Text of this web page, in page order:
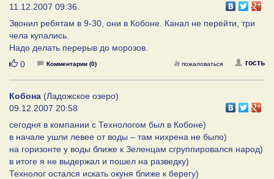
11.12.2007 09:36
Звонил ребятам в 9-30, они в Кобоне. Канал не перейти, три
чела купались.
Надо делать перерыв до морозов.
Нравится
0 Комментарии (0) гость
пожаловаться
Кобона (Ладожское озеро)
09.12.2007 20:58
сегодня в компании с Технологом был в Кобоне)
в начале ушли левее от воды – там нихрена не было)
на горизонте у воды ближе к Зеленцам сгруппировался народ)
в итоге я не выдержал и пошел на разведку)
Технолог остался искать окуня ближе к берегу)